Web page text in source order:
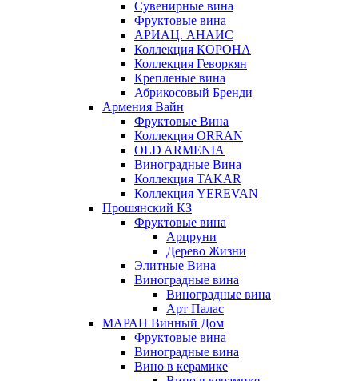
Сувенирные вина
Фруктовые вина
АРИАЦ. АНАИС
Коллекция КОРОНА
Коллекция Геворкян
Крепленые вина
Абрикосовый Бренди
Армения Вайн
Фруктовые Вина
Коллекция ORRAN
OLD ARMENIA
Виноградные Вина
Коллекция TAKAR
Коллекция YEREVAN
Прошянский КЗ
Фруктовые вина
Арцруни
Дерево Жизни
Элитные Вина
Виноградные вина
Виноградные вина
Арт Палас
МАРАН Винный Дом
Фруктовые вина
Виноградные вина
Вино в керамике